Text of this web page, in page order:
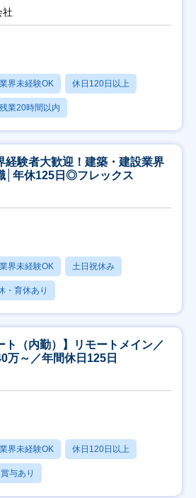
社
界未経験OK 休日120日以上
業20時間以内
経験者大歓迎！建築・建設業界
│年休125日◎フレックス
界未経験OK 土日祝休み
・育休あり
ト（内勤）】リモートメイン／
万～／年間休日125日
界未経験OK 休日120日以上
賞与あり